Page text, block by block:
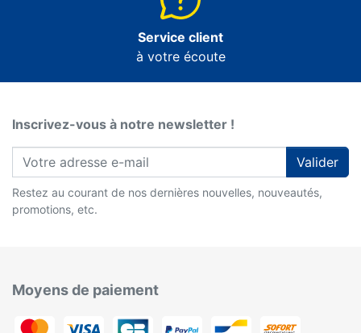
Service client
à votre écoute
Inscrivez-vous à notre newsletter !
Valider
Restez au courant de nos dernières nouvelles, nouveautés,
promotions, etc.
Moyens de paiement